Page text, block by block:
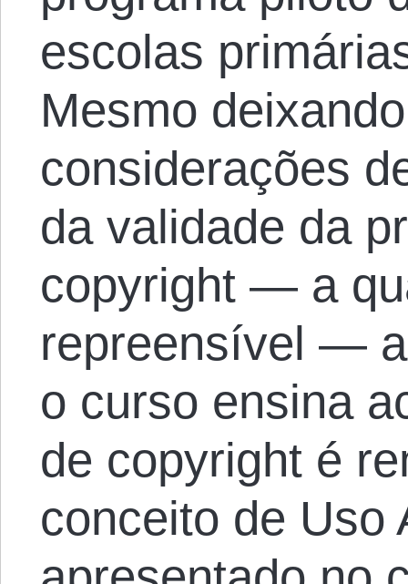
escolas
Mesmo
considerações
da validade da
copyright — a
repreensível —
o curso ensina
de copyright é
conceito de Uso